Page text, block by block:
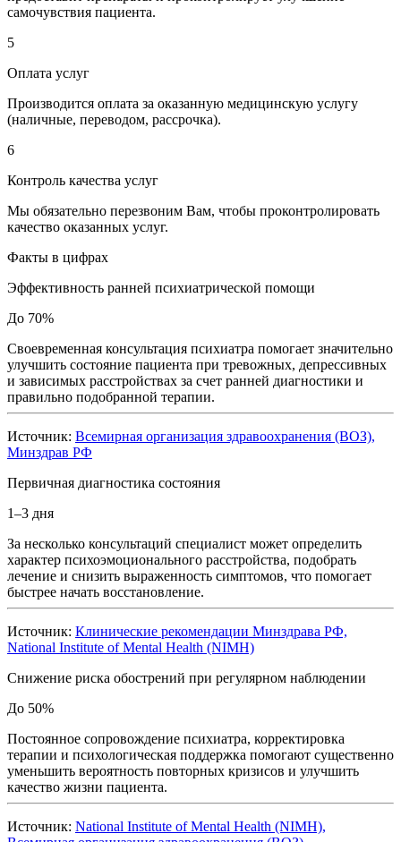
самочувствия пациента.
5
Оплата услуг
Производится оплата за оказанную медицинскую услугу
(наличные, переводом, рассрочка).
6
Контроль качества услуг
Мы обязательно перезвоним Вам, чтобы проконтролировать
качество оказанных услуг.
Факты в цифрах
Эффективность ранней психиатрической помощи
До 70%
Своевременная консультация психиатра помогает значительно
улучшить состояние пациента при тревожных, депрессивных
и зависимых расстройствах за счет ранней диагностики и
правильно подобранной терапии.
Источник: Всемирная организация здравоохранения (ВОЗ),
Минздрав РФ
Первичная диагностика состояния
1–3 дня
За несколько консультаций специалист может определить
характер психоэмоционального расстройства, подобрать
лечение и снизить выраженность симптомов, что помогает
быстрее начать восстановление.
Источник: Клинические рекомендации Минздрава РФ,
National Institute of Mental Health (NIMH)
Снижение риска обострений при регулярном наблюдении
До 50%
Постоянное сопровождение психиатра, корректировка
терапии и психологическая поддержка помогают существенно
уменьшить вероятность повторных кризисов и улучшить
качество жизни пациента.
Источник: National Institute of Mental Health (NIMH),